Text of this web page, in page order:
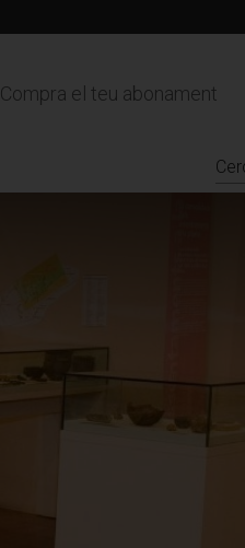
Compra el teu abonament